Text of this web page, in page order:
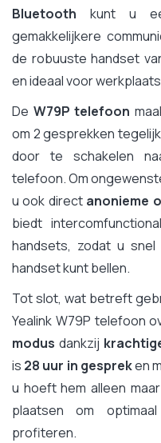
Bluetooth kunt u
gemakkelijkere
de robuuste handset
en ideaal voor
De W79P telefoon
om 2 gesprekken
door te schakelen
telefoon. Om
u ook direct anonieme
biedt
handsets, zodat u
handset kunt bellen.
Tot slot, wat betreft
Yealink W79P telefoon
modus dankzij
is 28 uur in gespreken
u hoeft hem alleen
plaatsen om
profiteren.